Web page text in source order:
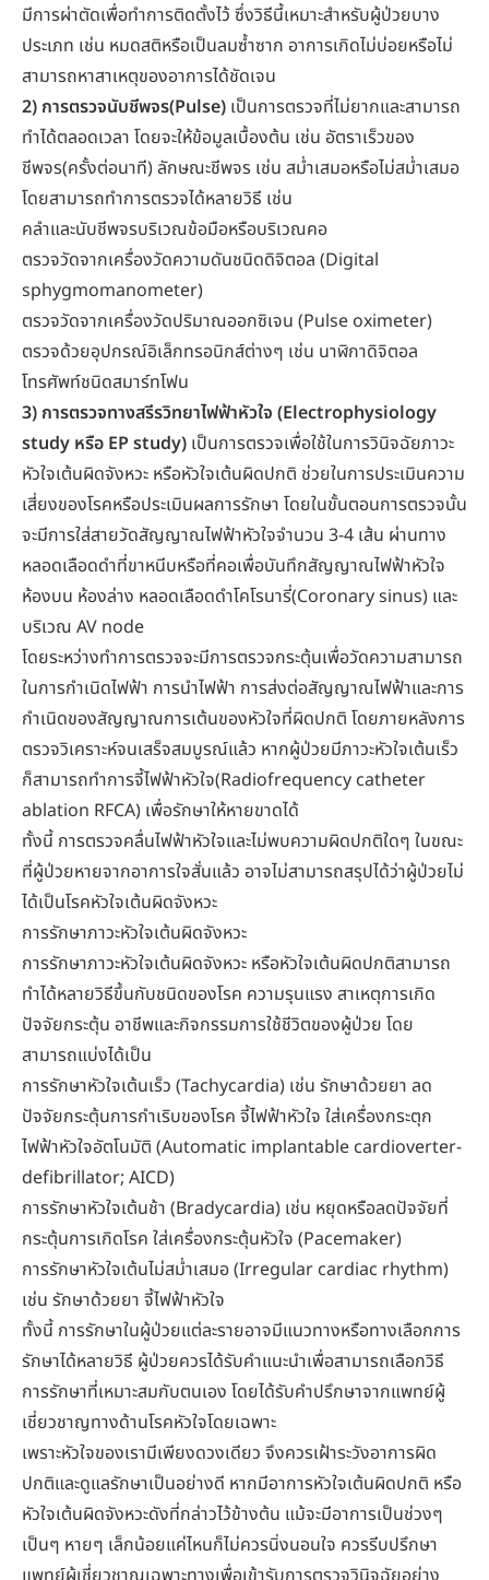
มีการผ่าตัดเพื่อทำการติดตั้งไว้ ซึ่งวิธีนี้เหมาะสำหรับผู้ป่วยบาง
ประเภท เช่น หมดสติหรือเป็นลมซ้ำซาก อาการเกิดไม่บ่อยหรือไม่
สามารถหาสาเหตุของอาการได้ชัดเจน
2) การตรวจนับชีพจร(Pulse) เป็นการตรวจที่ไม่ยากและสามารถ
ทำได้ตลอดเวลา โดยจะให้ข้อมูลเบื้องต้น เช่น อัตราเร็วของ
ชีพจร(ครั้งต่อนาที) ลักษณะชีพจร เช่น สม่ำเสมอหรือไม่สม่ำเสมอ
โดยสามารถทำการตรวจได้หลายวิธี เช่น
คลำและนับชีพจรบริเวณข้อมือหรือบริเวณคอ
ตรวจวัดจากเครื่องวัดความดันชนิดดิจิตอล (Digital
sphygmomanometer)
ตรวจวัดจากเครื่องวัดปริมาณออกซิเจน (Pulse oximeter)
ตรวจด้วยอุปกรณ์อิเล็กทรอนิกส์ต่างๆ เช่น นาฬิกาดิจิตอล
โทรศัพท์ชนิดสมาร์ทโฟน
3) การตรวจทางสรีรวิทยาไฟฟ้าหัวใจ (Electrophysiology
study หรือ EP study) เป็นการตรวจเพื่อใช้ในการวินิจฉัยภาวะ
หัวใจเต้นผิดจังหวะ หรือหัวใจเต้นผิดปกติ ช่วยในการประเมินความ
เสี่ยงของโรคหรือประเมินผลการรักษา โดยในขั้นตอนการตรวจนั้น
จะมีการใส่สายวัดสัญญาณไฟฟ้าหัวใจจำนวน 3-4 เส้น ผ่านทาง
หลอดเลือดดำที่ขาหนีบหรือที่คอเพื่อบันทึกสัญญาณไฟฟ้าหัวใจ
ห้องบน ห้องล่าง หลอดเลือดดำโคโรนารี่(Coronary sinus) และ
บริเวณ AV node
โดยระหว่างทำการตรวจจะมีการตรวจกระตุ้นเพื่อวัดความสามารถ
ในการกำเนิดไฟฟ้า การนำไฟฟ้า การส่งต่อสัญญาณไฟฟ้าและการ
กำเนิดของสัญญาณการเต้นของหัวใจที่ผิดปกติ โดยภายหลังการ
ตรวจวิเคราะห์จนเสร็จสมบูรณ์แล้ว หากผู้ป่วยมีภาวะหัวใจเต้นเร็ว
ก็สามารถทำการจี้ไฟฟ้าหัวใจ(Radiofrequency catheter
ablation RFCA) เพื่อรักษาให้หายขาดได้
ทั้งนี้ การตรวจคลื่นไฟฟ้าหัวใจและไม่พบความผิดปกติใดๆ ในขณะ
ที่ผู้ป่วยหายจากอาการใจสั่นแล้ว อาจไม่สามารถสรุปได้ว่าผู้ป่วยไม่
ได้เป็นโรคหัวใจเต้นผิดจังหวะ
การรักษาภาวะหัวใจเต้นผิดจังหวะ
การรักษาภาวะหัวใจเต้นผิดจังหวะ หรือหัวใจเต้นผิดปกติสามารถ
ทำได้หลายวิธีขึ้นกับชนิดของโรค ความรุนแรง สาเหตุการเกิด
ปัจจัยกระตุ้น อาชีพและกิจกรรมการใช้ชีวิตของผู้ป่วย โดย
สามารถแบ่งได้เป็น
การรักษาหัวใจเต้นเร็ว (Tachycardia) เช่น รักษาด้วยยา ลด
ปัจจัยกระตุ้นการกำเริบของโรค จี้ไฟฟ้าหัวใจ ใส่เครื่องกระตุก
ไฟฟ้าหัวใจอัตโนมัติ (Automatic implantable cardioverter-
defibrillator; AICD)
การรักษาหัวใจเต้นช้า (Bradycardia) เช่น หยุดหรือลดปัจจัยที่
กระตุ้นการเกิดโรค ใส่เครื่องกระตุ้นหัวใจ (Pacemaker)
การรักษาหัวใจเต้นไม่สม่ำเสมอ (Irregular cardiac rhythm)
เช่น รักษาด้วยยา จี้ไฟฟ้าหัวใจ
ทั้งนี้ การรักษาในผู้ป่วยแต่ละรายอาจมีแนวทางหรือทางเลือกการ
รักษาได้หลายวิธี ผู้ป่วยควรได้รับคำแนะนำเพื่อสามารถเลือกวิธี
การรักษาที่เหมาะสมกับตนเอง โดยได้รับคำปรึกษาจากแพทย์ผู้
เชี่ยวชาญทางด้านโรคหัวใจโดยเฉพาะ
เพราะหัวใจของเรามีเพียงดวงเดียว จึงควรเฝ้าระวังอาการผิด
ปกติและดูแลรักษาเป็นอย่างดี หากมีอาการหัวใจเต้นผิดปกติ หรือ
หัวใจเต้นผิดจังหวะดังที่กล่าวไว้ข้างต้น แม้จะมีอาการเป็นช่วงๆ
เป็นๆ หายๆ เล็กน้อยแค่ไหนก็ไม่ควรนิ่งนอนใจ ควรรีบปรึกษา